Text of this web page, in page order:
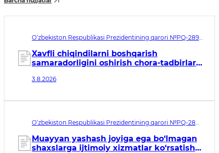
O‘zbekiston Respublikasi Prezidentining qarori №PQ-289.
04.08.2026
Xavfli chiqindilarni boshqarish
samaradorligini oshirish chora-tadbirlari
3.8.2026
O‘zbekiston Respublikasi Prezidentining qarori №PQ-288.
04.08.2026
Muayyan yashash joyiga ega bo‘lmagan
shaxslarga ijtimoiy xizmatlar ko‘rsatish